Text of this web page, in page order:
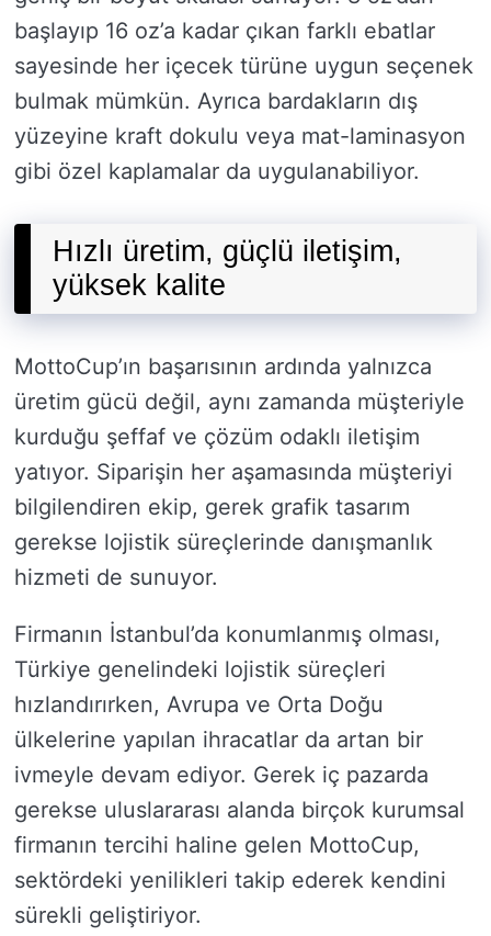
başlayıp 16 oz’a kadar çıkan farklı ebatlar
sayesinde her içecek türüne uygun seçenek
bulmak mümkün. Ayrıca bardakların dış
yüzeyine kraft dokulu veya mat-laminasyon
gibi özel kaplamalar da uygulanabiliyor.
Hızlı üretim, güçlü iletişim,
yüksek kalite
MottoCup’ın başarısının ardında yalnızca
üretim gücü değil, aynı zamanda müşteriyle
kurduğu şeffaf ve çözüm odaklı iletişim
yatıyor. Siparişin her aşamasında müşteriyi
bilgilendiren ekip, gerek grafik tasarım
gerekse lojistik süreçlerinde danışmanlık
hizmeti de sunuyor.
Firmanın İstanbul’da konumlanmış olması,
Türkiye genelindeki lojistik süreçleri
hızlandırırken, Avrupa ve Orta Doğu
ülkelerine yapılan ihracatlar da artan bir
ivmeyle devam ediyor. Gerek iç pazarda
gerekse uluslararası alanda birçok kurumsal
firmanın tercihi haline gelen MottoCup,
sektördeki yenilikleri takip ederek kendini
sürekli geliştiriyor.